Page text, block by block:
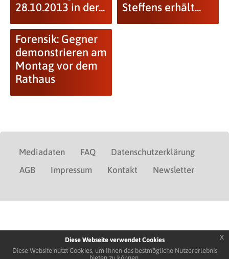
28.10.2013 in der...
Steffens erhält...
Forensik: Gegner
demonstrieren am
Montag vor dem
Rathaus
Mediadaten FAQ
Datenschutzerklärung
AGB
Impressum Kontakt Newsletter
Diese Webseite verwendet Cookies
Diese Website nutzt Cookies, um Ihnen das bestmögliche Nutzererlebnis
x